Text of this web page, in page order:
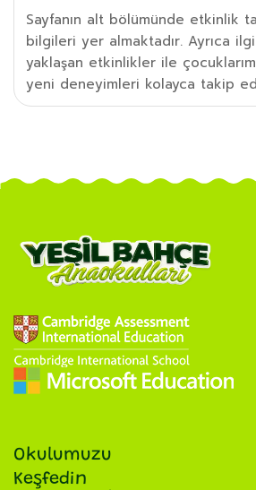
Sayfanın alt bölümünde etkinlik
bilgileri yer almaktadır. Ayrıca
yaklaşan etkinlikler ile
yeni deneyimleri kolayca takip
Okulumuzu
Keşfedin